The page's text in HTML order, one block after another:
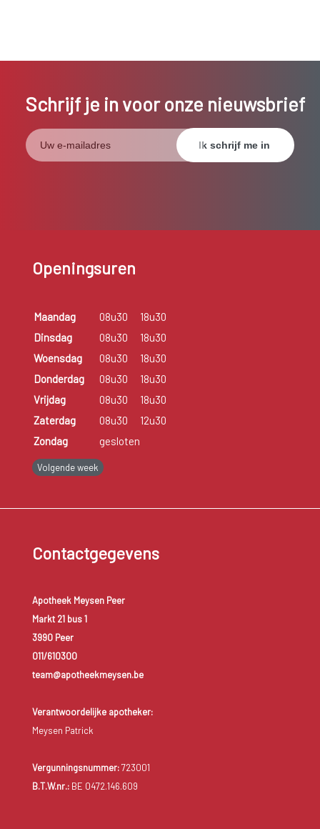
Schrijf je in voor onze nieuwsbrief
Openingsuren
Maandag 08u30
18u30
Dinsdag
08u30
18u30
Woensdag
08u30
18u30
Donderdag
08u30
18u30
Vrijdag
08u30
18u30
Zaterdag
08u30
12u30
Zondag
gesloten
Volgende week
Contactgegevens
Apotheek Meysen Peer
Markt 21 bus 1
3990 Peer
011/610300
team@apotheekmeysen.be
Verantwoordelijke apotheker:
Meysen Patrick
Vergunningsnummer:723001
B.T.W.nr.:BE 0472.146.609